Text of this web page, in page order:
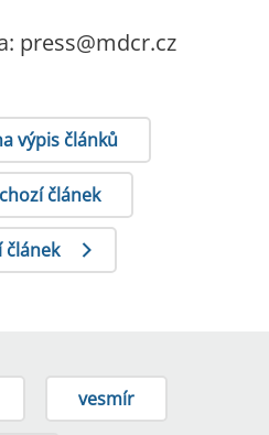
press@mdcr.cz
výpis článků
článek
článek
vesmír